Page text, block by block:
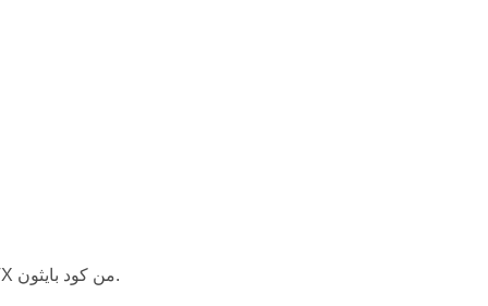
يتيح لك تحويل ملفات PDF إلى عروض بوربوينت PPTX من كود بايثون.